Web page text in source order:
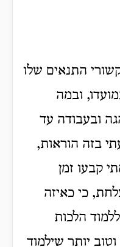
התנאים שלו
ובמה
ובעבודה עד
בזה הוראות,
קבעו זמן
כי כאיזה
הלכות
יותר שילמוד